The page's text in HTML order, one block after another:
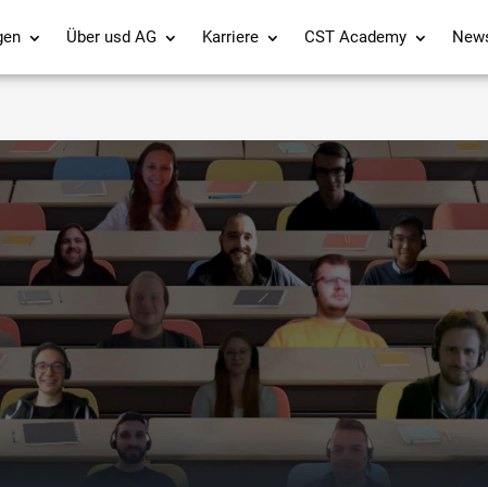
Über usd AG Karriere CST Academy